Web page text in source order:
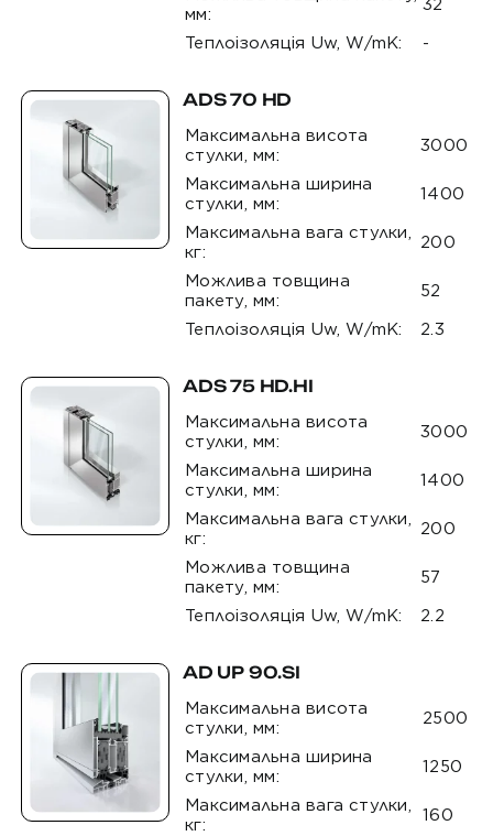
мм:
32
Теплоізоляція Uw, W/mK:
-
ADS 70 HD
Максимальна висота
стулки, мм:
3000
Максимальна ширина
стулки, мм:
1400
Максимальна вага стулки,
кг:
200
Можлива товщина
пакету, мм:
52
Теплоізоляція Uw, W/mK:
2.3
ADS 75 HD.HI
Максимальна висота
стулки, мм:
3000
Максимальна ширина
стулки, мм:
1400
Максимальна вага стулки,
кг:
200
Можлива товщина
пакету, мм:
57
Теплоізоляція Uw, W/mK:
2.2
AD UP 90.SI
Максимальна висота
стулки, мм:
2500
Максимальна ширина
стулки, мм:
1250
Максимальна вага стулки,
кг:
160